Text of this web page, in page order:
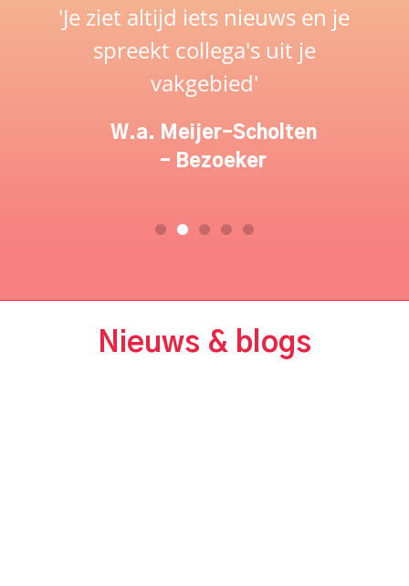
'Je ziet altijd iets nieuws en je
spreekt collega's uit je
vakgebied'
W.a. Meijer-Scholten
- Bezoeker
Nieuws & blogs